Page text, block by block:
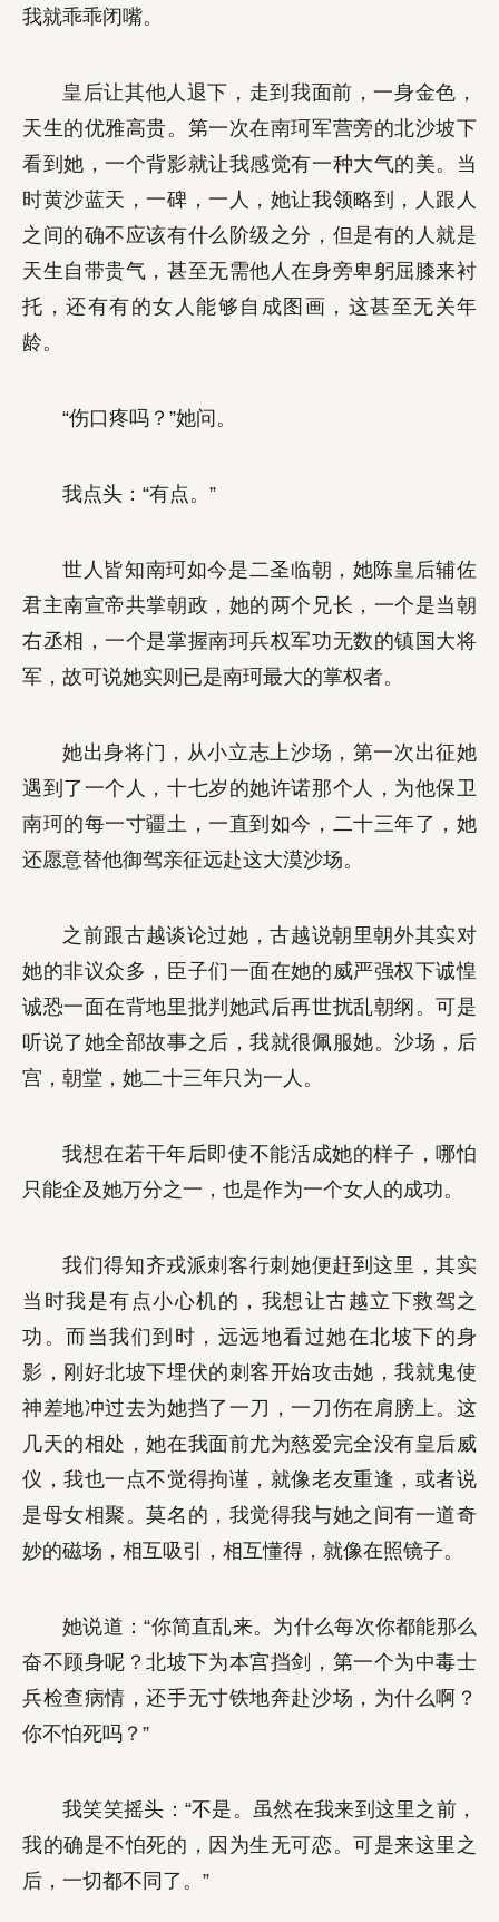
我就乖乖闭嘴。
皇后让其他人退下，走到我面前，一身金色，
天生的优雅高贵。第一次在南珂军营旁的北沙坡下
看到她，一个背影就让我感觉有一种大气的美。当
时黄沙蓝天，一碑，一人，她让我领略到，人跟人
之间的确不应该有什么阶级之分，但是有的人就是
天生自带贵气，甚至无需他人在身旁卑躬屈膝来衬
托，还有有的女人能够自成图画，这甚至无关年
龄。
“伤口疼吗？”她问。
我点头：“有点。”
世人皆知南珂如今是二圣临朝，她陈皇后辅佐
君主南宣帝共掌朝政，她的两个兄长，一个是当朝
右丞相，一个是掌握南珂兵权军功无数的镇国大将
军，故可说她实则已是南珂最大的掌权者。
她出身将门，从小立志上沙场，第一次出征她
遇到了一个人，十七岁的她许诺那个人，为他保卫
南珂的每一寸疆土，一直到如今，二十三年了，她
还愿意替他御驾亲征远赴这大漠沙场。
之前跟古越谈论过她，古越说朝里朝外其实对
她的非议众多，臣子们一面在她的威严强权下诚惶
诚恐一面在背地里批判她武后再世扰乱朝纲。可是
听说了她全部故事之后，我就很佩服她。沙场，后
宫，朝堂，她二十三年只为一人。
我想在若干年后即使不能活成她的样子，哪怕
只能企及她万分之一，也是作为一个女人的成功。
我们得知齐戎派刺客行刺她便赶到这里，其实
当时我是有点小心机的，我想让古越立下救驾之
功。而当我们到时，远远地看过她在北坡下的身
影，刚好北坡下埋伏的刺客开始攻击她，我就鬼使
神差地冲过去为她挡了一刀，一刀伤在肩膀上。这
几天的相处，她在我面前尤为慈爱完全没有皇后威
仪，我也一点不觉得拘谨，就像老友重逢，或者说
是母女相聚。莫名的，我觉得我与她之间有一道奇
妙的磁场，相互吸引，相互懂得，就像在照镜子。
她说道：“你简直乱来。为什么每次你都能那么
奋不顾身呢？北坡下为本宫挡剑，第一个为中毒士
兵检查病情，还手无寸铁地奔赴沙场，为什么啊？
你不怕死吗？”
我笑笑摇头：“不是。虽然在我来到这里之前，
我的确是不怕死的，因为生无可恋。可是来这里之
后，一切都不同了。”